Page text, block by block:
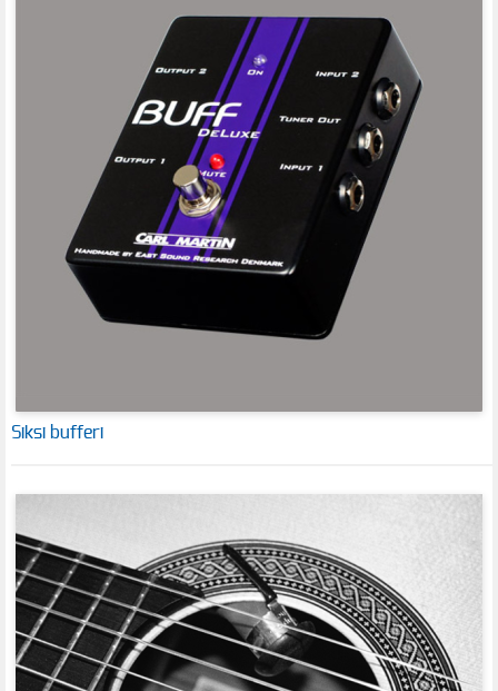
Siksi bufferi